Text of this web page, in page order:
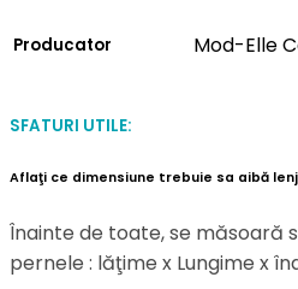
Producator Mod-Elle
SFATURI UTILE:
Aflaţi ce dimensiune trebuie sa aibă
Înainte de toate, se măsoară
pernele : lăţime x Lungime x